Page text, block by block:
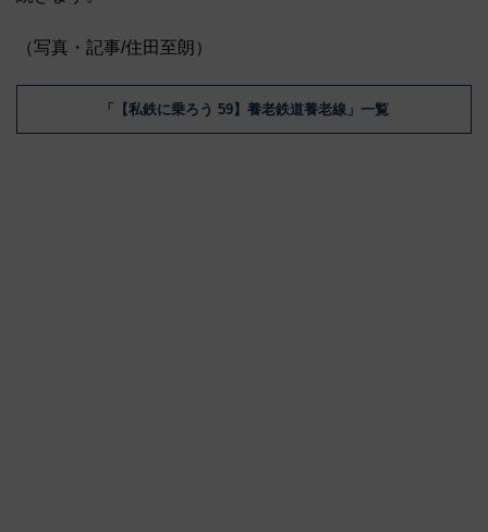
（写真・記事/住田至朗）
「【私鉄に乗ろう 59】養老鉄道養老線」一覧